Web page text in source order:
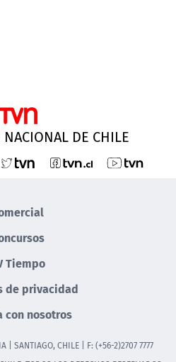
DE CHILE
Tiempo
de privacidad
con nosotros
| SANTIAGO, CHILE | F: (+56-2)2707 7777